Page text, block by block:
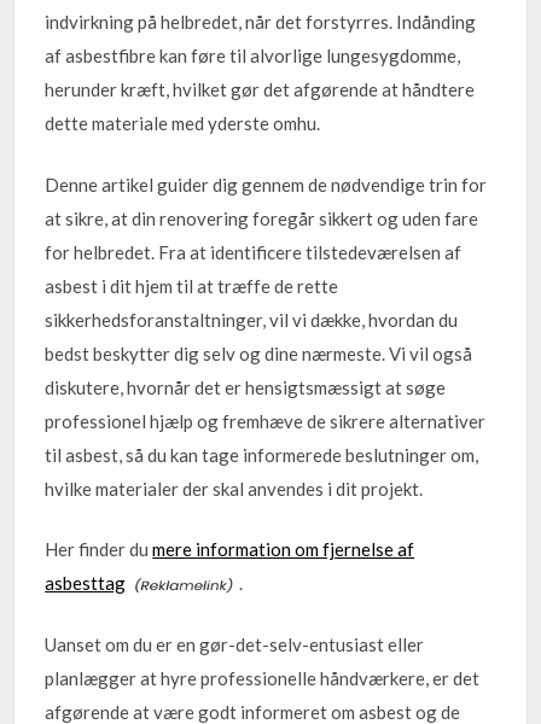
indvirkning på helbredet, når det forstyrres. Indånding
af asbestfibre kan føre til alvorlige lungesygdomme,
herunder kræft, hvilket gør det afgørende at håndtere
dette materiale med yderste omhu.
Denne artikel guider dig gennem de nødvendige trin for
at sikre, at din renovering foregår sikkert og uden fare
for helbredet. Fra at identificere tilstedeværelsen af
asbest i dit hjem til at træffe de rette
sikkerhedsforanstaltninger, vil vi dække, hvordan du
bedst beskytter dig selv og dine nærmeste. Vi vil også
diskutere, hvornår det er hensigtsmæssigt at søge
professionel hjælp og fremhæve de sikrere alternativer
til asbest, så du kan tage informerede beslutninger om,
hvilke materialer der skal anvendes i dit projekt.
Her finder dumere information om fjernelse af
asbesttag
.
Uanset om du er en gør-det-selv-entusiast eller
planlægger at hyre professionelle håndværkere, er det
afgørende at være godt informeret om asbest og de